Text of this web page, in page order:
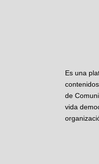
Es una
de
vida